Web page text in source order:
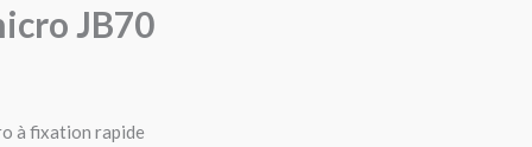
JB70
à fixation rapide